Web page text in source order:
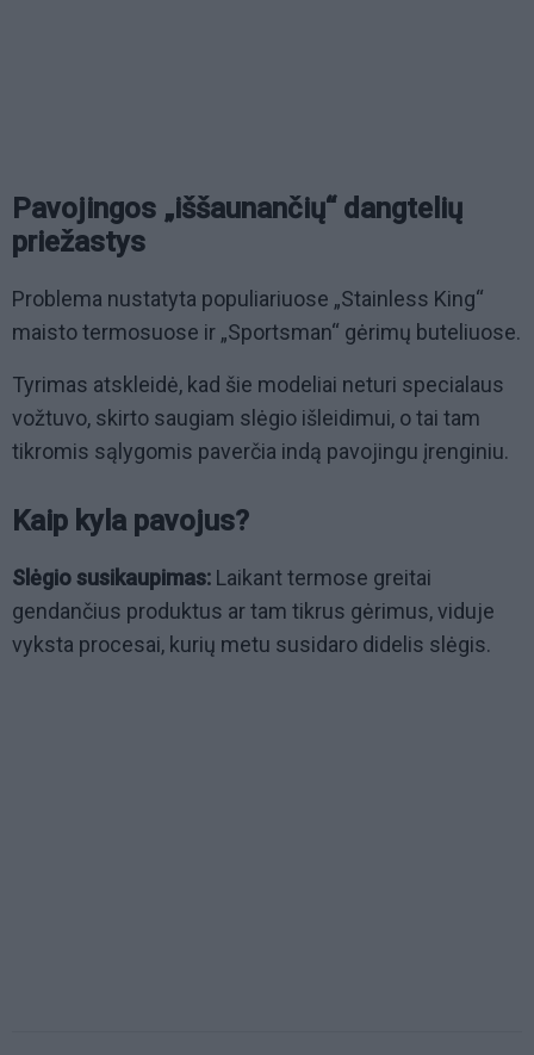
Pavojingos „iššaunančių“ dangtelių
priežastys
Problema nustatyta populiariuose „Stainless King“
maisto termosuose ir „Sportsman“ gėrimų buteliuose.
Tyrimas atskleidė, kad šie modeliai neturi specialaus
vožtuvo, skirto saugiam slėgio išleidimui, o tai tam
tikromis sąlygomis paverčia indą pavojingu įrenginiu.
Kaip kyla pavojus?
Slėgio susikaupimas: Laikant termose greitai
gendančius produktus ar tam tikrus gėrimus, viduje
vyksta procesai, kurių metu susidaro didelis slėgis.